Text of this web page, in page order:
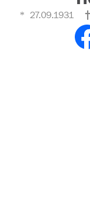
27.09.1931